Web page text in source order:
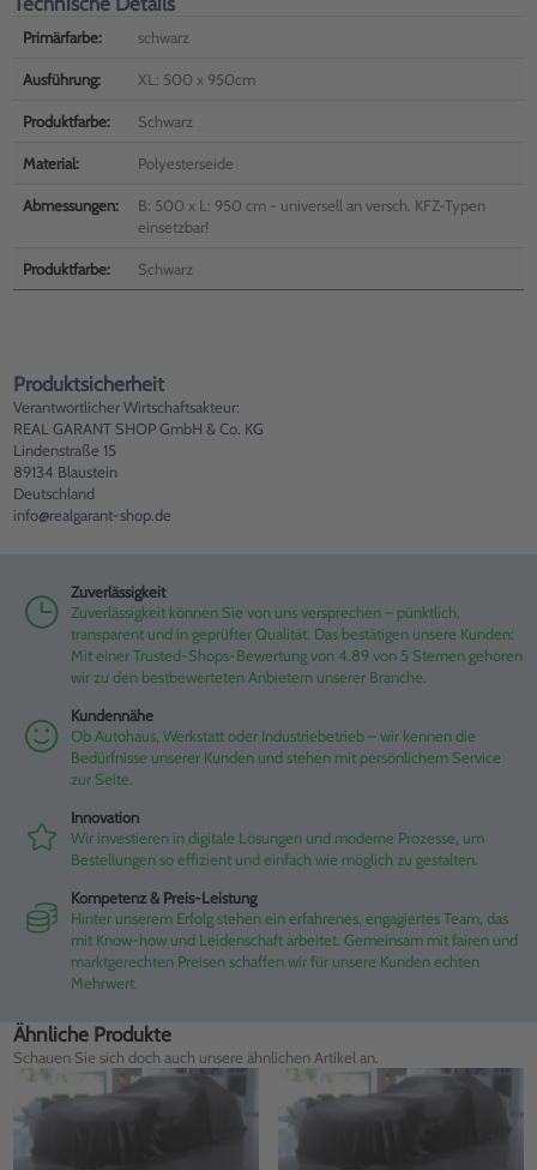
Primärfarbe: schwarz
Ausführung: XL: 500 x 950cm
Produktfarbe: Schwarz
Material: Polyesterseide
Abmessungen:
B: 500 x L: 950 cm - universell an versch. KFZ-Typen
einsetzbar!
Produktfarbe: Schwarz
Produktsicherheit
Verantwortlicher Wirtschaftsakteur:
REAL GARANT SHOP GmbH & Co. KG
Lindenstraße 15
89134 Blaustein
Deutschland
info@realgarant-shop.de
Zuverlässigkeit
Zuverlässigkeit können Sie von uns versprechen – pünktlich,
transparent und in geprüfter Qualität. Das bestätigen unsere Kunden:
Mit einer Trusted-Shops-Bewertung von 4.89 von 5 Sternen gehören
wir zu den bestbewerteten Anbietern unserer Branche.
Kundennähe
Ob Autohaus, Werkstatt oder Industriebetrieb – wir kennen die
Bedürfnisse unserer Kunden und stehen mit persönlichem Service
zur Seite.
Innovation
Wir investieren in digitale Lösungen und moderne Prozesse, um
Bestellungen so effizient und einfach wie möglich zu gestalten.
Kompetenz & Preis-Leistung
Hinter unserem Erfolg stehen ein erfahrenes, engagiertes Team, das
mit Know-how und Leidenschaft arbeitet. Gemeinsam mit fairen und
marktgerechten Preisen schaffen wir für unsere Kunden echten
Mehrwert.
Ähnliche Produkte
Schauen Sie sich doch auch unsere ähnlichen Artikel an.